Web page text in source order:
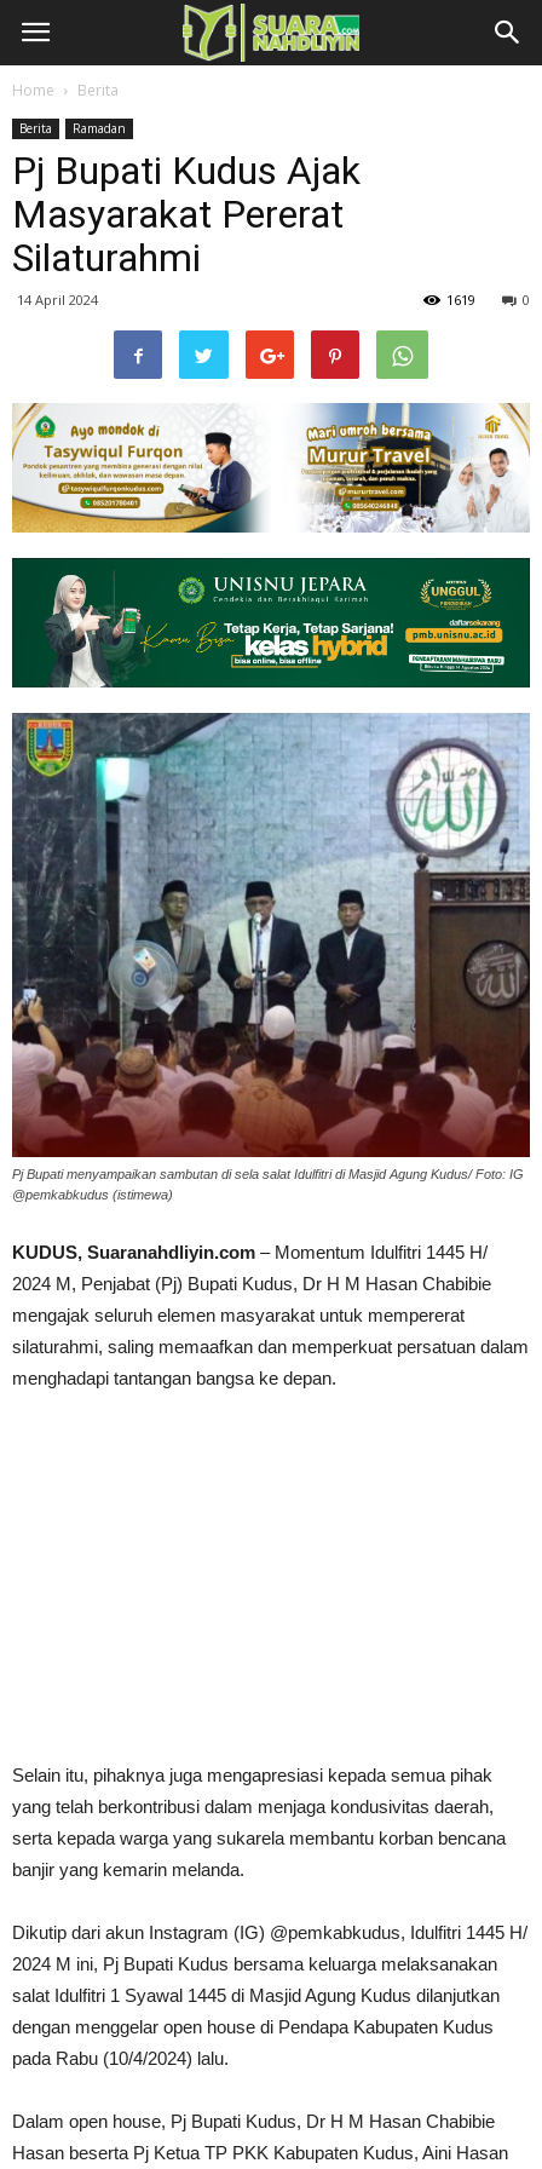
Home Berita
Berita Ramadan
Pj Bupati Kudus Ajak
Masyarakat Pererat
Silaturahmi
14 April 2024 0
1619
Pj Bupati menyampaikan sambutan di sela salat Idulfitri di Masjid Agung Kudus/ Foto: IG
@pemkabkudus (istimewa)
KUDUS, Suaranahdliyin.com – Momentum Idulfitri 1445 H/
2024 M, Penjabat (Pj) Bupati Kudus, Dr H M Hasan Chabibie
mengajak seluruh elemen masyarakat untuk mempererat
silaturahmi, saling memaafkan dan memperkuat persatuan dalam
menghadapi tantangan bangsa ke depan.
Selain itu, pihaknya juga mengapresiasi kepada semua pihak
yang telah berkontribusi dalam menjaga kondusivitas daerah,
serta kepada warga yang sukarela membantu korban bencana
banjir yang kemarin melanda.
Dikutip dari akun Instagram (IG) @pemkabkudus, Idulfitri 1445 H/
2024 M ini, Pj Bupati Kudus bersama keluarga melaksanakan
salat Idulfitri 1 Syawal 1445 di Masjid Agung Kudus dilanjutkan
dengan menggelar open house di Pendapa Kabupaten Kudus
pada Rabu (10/4/2024) lalu.
Dalam open house, Pj Bupati Kudus, Dr H M Hasan Chabibie
Hasan beserta Pj Ketua TP PKK Kabupaten Kudus, Aini Hasan